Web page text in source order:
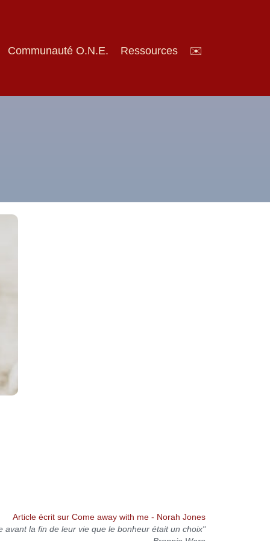
Communauté O.N.E. Ressources ✉️
Article écrit sur Come away with me - Norah Jones
avant la fin de leur vie que le bonheur était un choix"